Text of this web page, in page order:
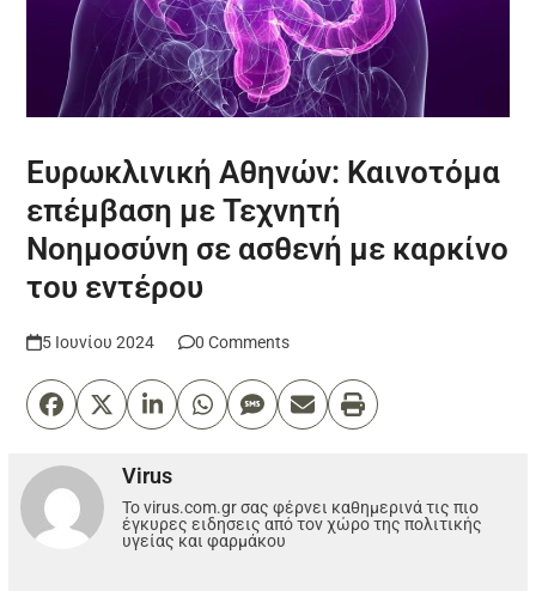
Ευρωκλινική Αθηνών: Καινοτόμα
επέμβαση με Τεχνητή
Νοημοσύνη σε ασθενή με καρκίνο
του εντέρου
5 Ιουνίου 2024 0 Comments
Virus
Το virus.com.gr σας φέρνει καθημερινά τις πιο
έγκυρες ειδησεις από τον χώρο της πολιτικής
υγείας και φαρμάκου